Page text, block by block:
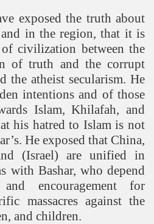
exposed the truth about
in the region, that it is
civilization between the
of truth and the corrupt
the atheist secularism. He
intentions and of those
Islam, Khilafah, and
his hatred to Islam is not
He exposed that China,
(Israel) are unified in
with Bashar, who depend
encouragement for
massacres against the
and children.